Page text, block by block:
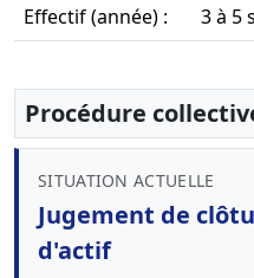
Effectif (année) : 3 à 5
Procédure
SITUATION ACTUELLE
Jugement de
d'actif